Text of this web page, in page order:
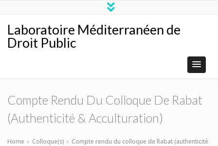
Laboratoire Méditerranéen de
Droit Public
Compte Rendu Du Colloque De Rabat
(authenticité & Acculturation)
Home › Colloque(s) › Compte rendu du colloque de Rabat (authenticité